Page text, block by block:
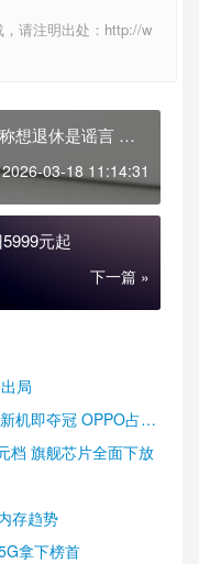
，请注明出处：http://w
想退休是谣言 无
2026-03-18 11:14:31
元起
下一篇 »
局
机即夺冠 OPPO占据
档 旗舰芯片全面下放
存趋势
拿下榜首